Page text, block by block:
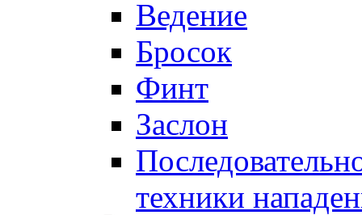
Ведение
Бросок
Финт
Заслон
техники